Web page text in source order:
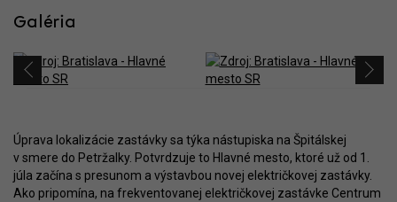
Galéria
Úprava lokalizácie zastávky sa týka nástupiska na Špitálskej
v smere do Petržalky. Potvrdzuje to Hlavné mesto, ktoré už od 1.
júla začína s presunom a výstavbou novej električkovej zastávky.
Ako pripomína, na frekventovanej električkovej zastávke Centrum